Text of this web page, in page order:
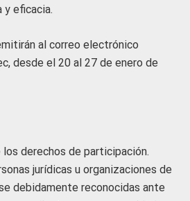
y eficacia.
al correo electrónico
desde el 20 al 27 de enero de
los derechos de participación.
jurídicas u organizaciones de
debidamente reconocidas ante